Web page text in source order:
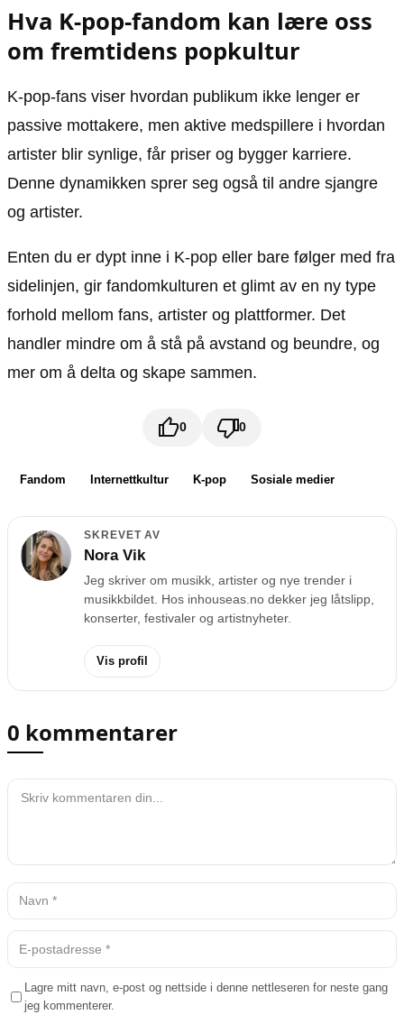
Hva K-pop-fandom kan lære oss
om fremtidens popkultur
K-pop-fans viser hvordan publikum ikke lenger er
passive mottakere, men aktive medspillere i hvordan
artister blir synlige, får priser og bygger karriere.
Denne dynamikken sprer seg også til andre sjangre
og artister.
Enten du er dypt inne i K-pop eller bare følger med fra
sidelinjen, gir fandomkulturen et glimt av en ny type
forhold mellom fans, artister og plattformer. Det
handler mindre om å stå på avstand og beundre, og
mer om å delta og skape sammen.
0 0
Fandom Internettkultur K-pop Sosiale medier
SKREVET AV
Nora Vik
Jeg skriver om musikk, artister og nye trender i
musikkbildet. Hos inhouseas.no dekker jeg låtslipp,
konserter, festivaler og artistnyheter.
Vis profil
0 kommentarer
Lagre mitt navn, e-post og nettside i denne nettleseren for neste gang
jeg kommenterer.